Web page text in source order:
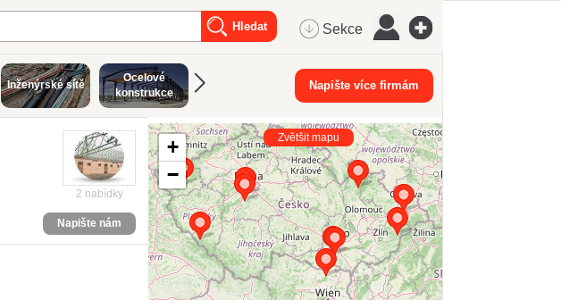
Sekce
Inženýrské sítě
Ocelové
konstrukce
Investiční celky
Dodavatelé
staveb
Napište více firmám
2 nabídky
Napište nám
+
−
Zvětšit mapu